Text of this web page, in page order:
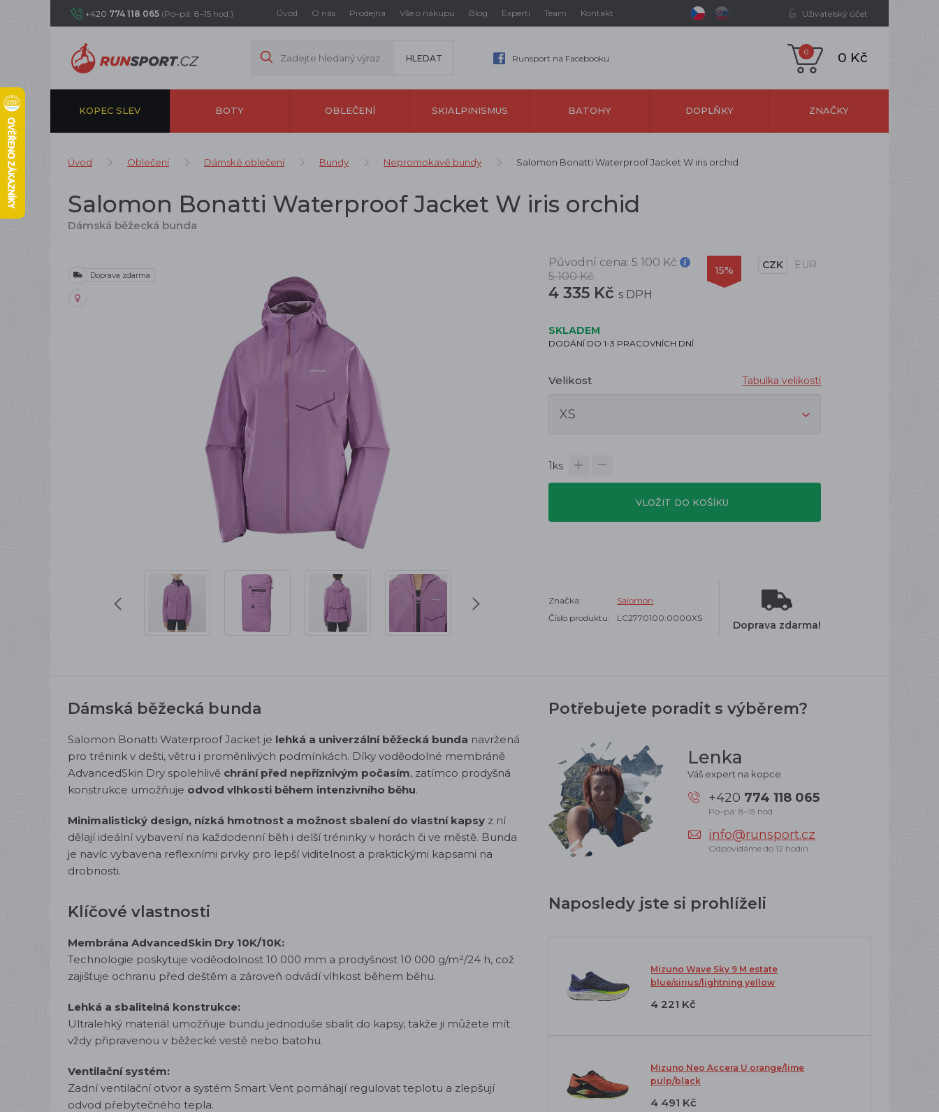
+420 774 118 065 (Po–pá: 8–15 hod.) Úvod O nás Prodejna Vše o nákupu Blog Experti Team Kontakt Uživatelský účet
Runsport na Facebooku
0 0 Kč
KOPEC SLEV BOTY OBLEČENÍ SKIALPINISMUS BATOHY DOPLŇKY ZNAČKY
Úvod Oblečení Dámské oblečení Bundy Nepromokavé bundy Salomon Bonatti Waterproof Jacket W iris orchid
Salomon Bonatti Waterproof Jacket W iris orchid
Dámská běžecká bunda
Doprava zdarma
Původní cena:5 100 Kč
5 100 Kč
4 335 Kč s DPH
15% CZK EUR
SKLADEM
DODÁNÍ DO 1-3 PRACOVNÍCH DNÍ
Velikost Tabulka velikostí
1ks
VLOŽIT DO KOŠÍKU
Značka:
Salomon
Číslo produktu:
LC2770100:0000XS
Doprava zdarma!
Dámská běžecká bunda
Salomon Bonatti Waterproof Jacket je lehká a univerzální běžecká bunda navržená
pro trénink v dešti, větru i proměnlivých podmínkách. Díky voděodolné membráně
AdvancedSkin Dry spolehlivě chrání před nepříznivým počasím, zatímco prodyšná
konstrukce umožňuje odvod vlhkosti během intenzivního běhu.
Minimalistický design, nízká hmotnost a možnost sbalení do vlastní kapsy z ní
dělají ideální vybavení na každodenní běh i delší tréninky v horách či ve městě. Bunda
je navíc vybavena reflexními prvky pro lepší viditelnost a praktickými kapsami na
drobnosti.
Klíčové vlastnosti
Membrána AdvancedSkin Dry 10K/10K:
Technologie poskytuje voděodolnost 10 000 mm a prodyšnost 10 000 g/m²/24 h, což
zajišťuje ochranu před deštěm a zároveň odvádí vlhkost během běhu.
Lehká a sbalitelná konstrukce:
Ultralehký materiál umožňuje bundu jednoduše sbalit do kapsy, takže ji můžete mít
vždy připravenou v běžecké vestě nebo batohu.
Ventilační systém:
Zadní ventilační otvor a systém Smart Vent pomáhají regulovat teplotu a zlepšují
odvod přebytečného tepla.
Potřebujete poradit s výběrem?
Lenka
Váš expert na kopce
+420 774 118 065
Po–pá: 8–15 hod.
info@runsport.cz
Odpovídáme do 12 hodin
Naposledy jste si prohlíželi
Mizuno Wave Sky 9 M estate
blue/sirius/lightning yellow
4 221 Kč
Mizuno Neo Accera U orange/lime
pulp/black
4 491 Kč